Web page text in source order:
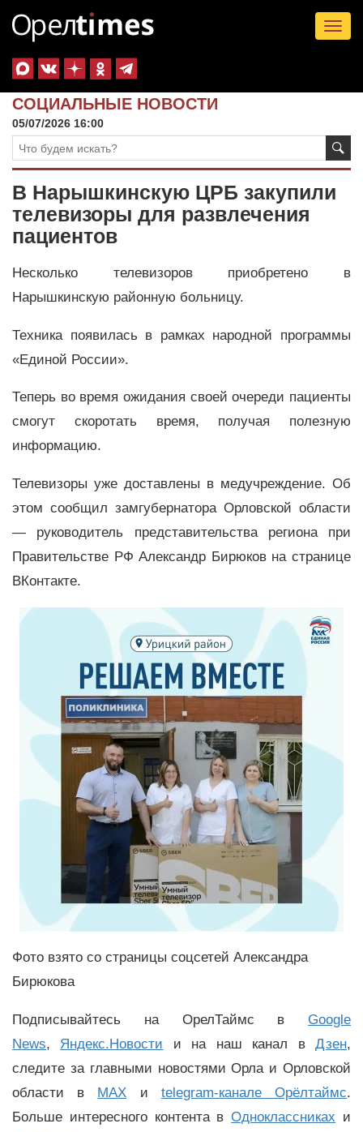
СОЦИАЛЬНЫЕ НОВОСТИ
05/07/2026 16:00
В Нарышкинскую ЦРБ закупили
телевизоры для развлечения
пациентов
Несколько телевизоров приобретено в
Нарышкинскую районную больницу.
Техника появилась в рамках народной программы
«Единой России».
Теперь во время ожидания своей очереди пациенты
смогут скоротать время, получая полезную
информацию.
Телевизоры уже доставлены в медучреждение. Об
этом сообщил замгубернатора Орловской области
— руководитель представительства региона при
Правительстве РФ Александр Бирюков на странице
ВКонтакте.
Фото взято со страницы соцсетей Александра
Бирюкова
Подписывайтесь на ОрелТаймс в Google
News, Яндекс.Новости и на наш канал вДзен,
следите за главными новостями Орла и Орловской
области в MAX и telegram-канале Орёлтаймс.
Больше интересного контента вОдноклассниках и